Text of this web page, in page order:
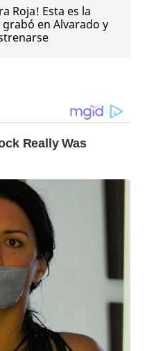
Roja! Esta es la
en Alvarado y